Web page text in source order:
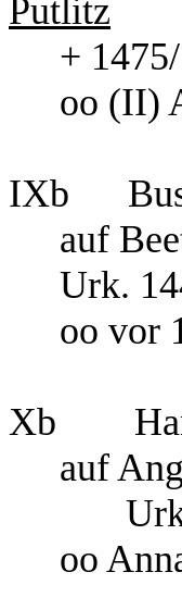
Putlitz
+
oo (II)
IXb
auf
Urk.
oo vor
Xb
auf
Urk.
oo